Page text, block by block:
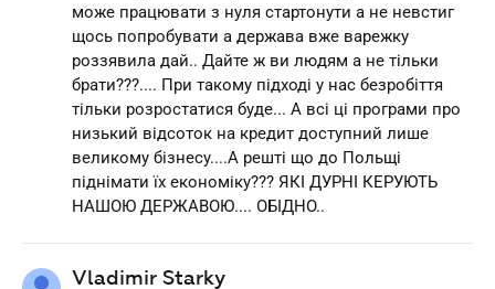
може працювати з нуля стартонути а не невстиг
щось попробувати а держава вже варежку
роззявила дай.. Дайте ж ви людям а не тільки
брати???.... При такому підході у нас безробіття
тільки розростатися буде... А всі ці програми про
низький відсоток на кредит доступний лише
великому бізнесу....А решті що до Польщі
піднімати їх економіку??? ЯКІ ДУРНІ КЕРУЮТЬ
НАШОЮ ДЕРЖАВОЮ.... ОБІДНО..
Vladimir Starky